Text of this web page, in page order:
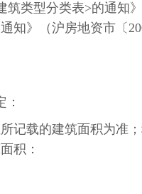
筑类型分类表>的通知
知》（沪房地资市〔
记载的建筑面积为准
积：